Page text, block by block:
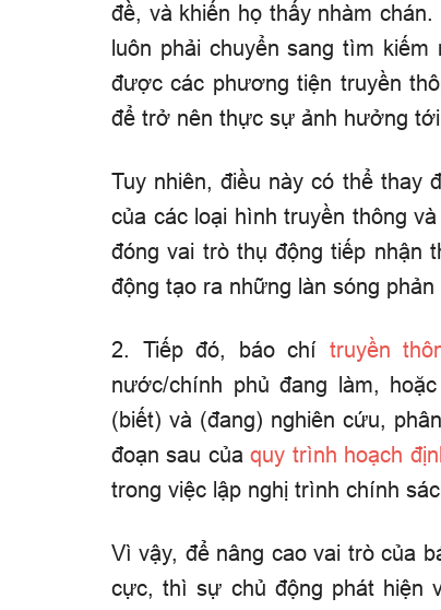
đề, và khiến họ thấy nhàm
luôn phải chuyển sang tìm
được các phương tiện truyền
để trở nên thực sự ảnh hưởng
Tuy nhiên, điều này có thể thay
của các loại hình truyền thông
đóng vai trò thụ động tiếp nhận
động tạo ra những làn sóng phản
2. Tiếp đó, báo chí truyền
nước/chính phủ đang làm,
(biết) và (đang) nghiên cứu,
đoạn sau củaquy trình hoạch
trong việc lập nghị trình chính
Vì vậy, để nâng cao vai trò của
cực, thì sự chủ động phát hiện